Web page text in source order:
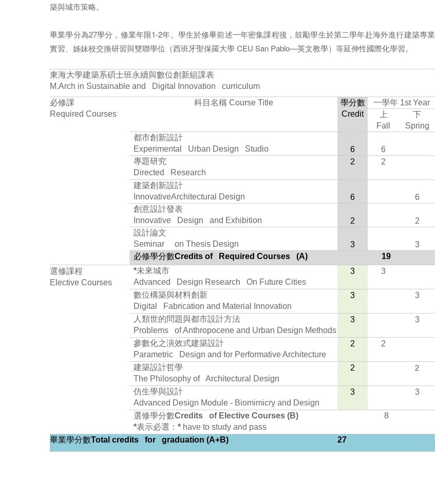
築與城市策略。
畢業學分為27學分，修業年限1-2年。學生於修畢前述一年密集課程後，鼓勵學生於第二學年赴海外進行建築專業
實習、姊妹校交換研習與雙聯學位（西班牙聖保羅大學 CEU San Pablo—英文教學）等延伸性國際化學習。
東海大學建築系碩士班永續與數位創新組課表
M.Arch in Sustainable and Digital Innovation curriculum
必修課
Required Courses
科目名稱Course Title
學分數
Credit
一學年1st Year
上
Fall
下
Spring
都市創新設計
Experimental Urban Design Studio
6
6
專題研究
Directed Research
2 2
建築創新設計
InnovativeArchitectural Design
6
6
創意設計發表
Innovative Design and Exhibition
2
2
設計論文
Seminar on Thesis Design
3
3
必修學分數Credits of Required Courses (A)
19
選修課程
Elective Courses
*未來城市
Advanced Design Research On Future Cities
3 3
數位構築與材料創新
Digital Fabrication and Material Innovation
3 3
人類世的問題與都市設計方法
Problems of Anthropocene and Urban Design Methods
3 3
參數化之演效式建築設計
Parametric Design and for Performative Architecture
2 2
建築設計哲學
The Philosophy of Architectural Design
2 2
仿生學與設計
Advanced Design Module - Biomimicry and Design
3 3
選修學分數Credits of Elective Courses (B)
*表示必選： * have to study and pass
8
畢業學分數Total credits for graduation (A+B) 27